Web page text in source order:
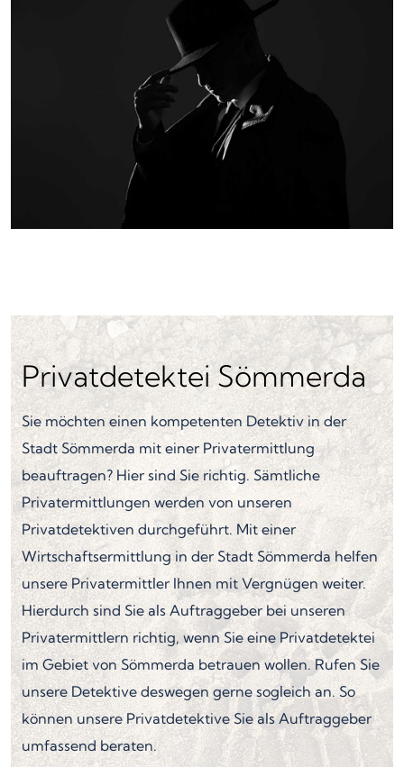
Privatdetektei Sömmerda
Sie möchten einen kompetenten Detektiv in der
Stadt Sömmerda mit einer Privatermittlung
beauftragen? Hier sind Sie richtig. Sämtliche
Privatermittlungen werden von unseren
Privatdetektiven durchgeführt. Mit einer
Wirtschaftsermittlung in der Stadt Sömmerda helfen
unsere Privatermittler Ihnen mit Vergnügen weiter.
Hierdurch sind Sie als Auftraggeber bei unseren
Privatermittlern richtig, wenn Sie eine Privatdetektei
im Gebiet von Sömmerda betrauen wollen. Rufen Sie
unsere Detektive deswegen gerne sogleich an. So
können unsere Privatdetektive Sie als Auftraggeber
umfassend beraten.